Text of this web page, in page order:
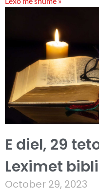
E diel, 29
Leximet
October 29, 2023